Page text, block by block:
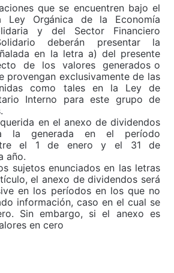
que se encuentren bajo el
Ley Orgánica de la Economía
y del Sector Financiero
deberán presentar la
en la letra a) del presente
de los valores
generados o
provengan exclusivamente de las
como tales en la Ley de
Interno para este grupo de
en el anexo de dividendos
a la generada en el período
el 1 de enero y el 31 de
año.
sujetos enunciados en las letras
el anexo de dividendos será
en los períodos en los que no
información, caso en el cual se
Sinembargo, si el anexo es
en cero